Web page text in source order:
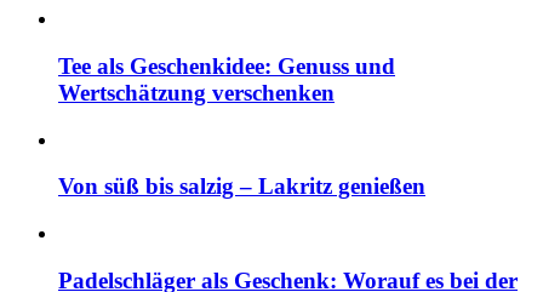
Tee als Geschenkidee: Genuss und
Wertschätzung verschenken
Von süß bis salzig – Lakritz genießen
Padelschläger als Geschenk: Worauf es bei der